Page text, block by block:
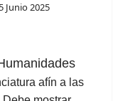
Junio 2025
afín a las